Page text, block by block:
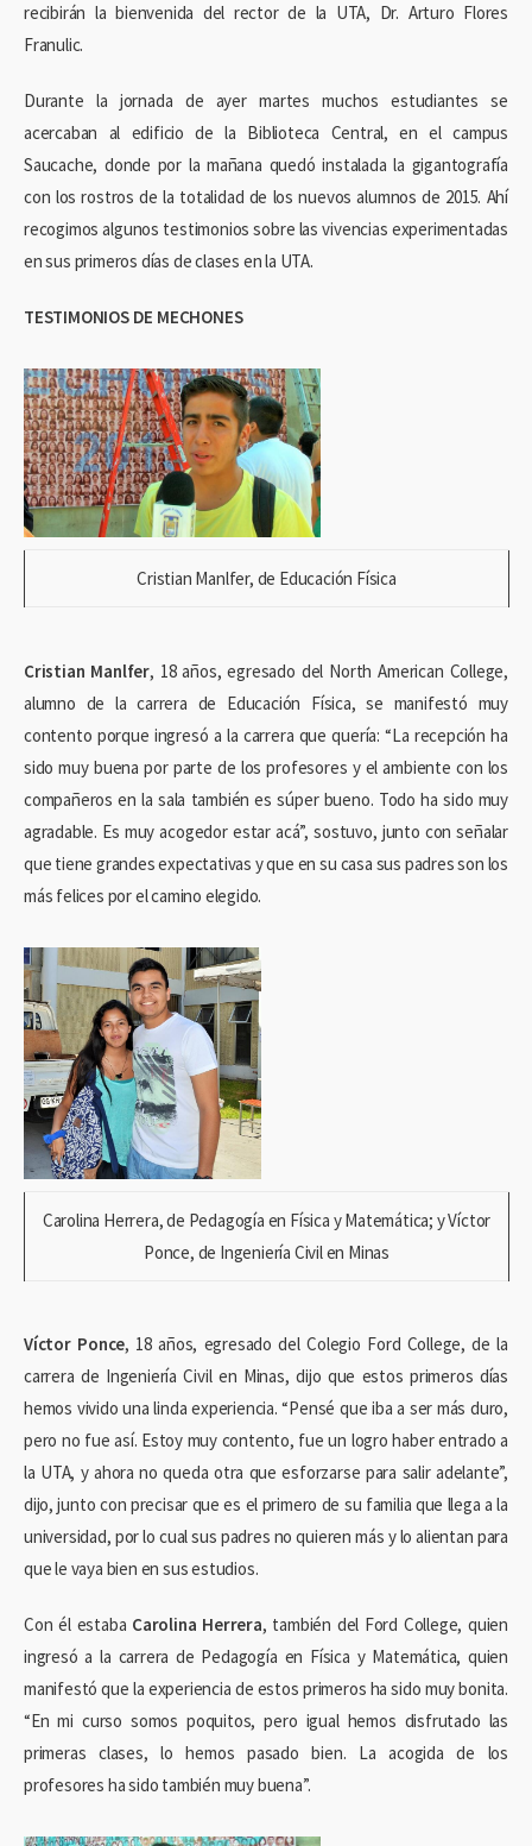
recibirán la bienvenida del rector de la UTA, Dr. Arturo Flores
Franulic.
Durante la jornada de ayer martes muchos estudiantes se
acercaban al edificio de la Biblioteca Central, en el campus
Saucache, donde por la mañana quedó instalada la gigantografía
con los rostros de la totalidad de los nuevos alumnos de 2015. Ahí
recogimos algunos testimonios sobre las vivencias experimentadas
en sus primeros días de clases en la UTA.
TESTIMONIOS DE MECHONES
Cristian Manlfer, de Educación Física
Cristian Manlfer, 18 años, egresado del North American College,
alumno de la carrera de Educación Física, se manifestó muy
contento porque ingresó a la carrera que quería: “La recepción ha
sido muy buena por parte de los profesores y el ambiente con los
compañeros en la sala también es súper bueno. Todo ha sido muy
agradable. Es muy acogedor estar acá”, sostuvo, junto con señalar
que tiene grandes expectativas y que en su casa sus padres son los
más felices por el camino elegido.
Carolina Herrera, de Pedagogía en Física y Matemática; y Víctor
Ponce, de Ingeniería Civil en Minas
Víctor Ponce, 18 años, egresado del Colegio Ford College, de la
carrera de Ingeniería Civil en Minas, dijo que estos primeros días
hemos vivido una linda experiencia. “Pensé que iba a ser más duro,
pero no fue así. Estoy muy contento, fue un logro haber entrado a
la UTA, y ahora no queda otra que esforzarse para salir adelante”,
dijo, junto con precisar que es el primero de su familia que llega a la
universidad, por lo cual sus padres no quieren más y lo alientan para
que le vaya bien en sus estudios.
Con él estaba Carolina Herrera, también del Ford College, quien
ingresó a la carrera de Pedagogía en Física y Matemática, quien
manifestó que la experiencia de estos primeros ha sido muy bonita.
“En mi curso somos poquitos, pero igual hemos disfrutado las
primeras clases, lo hemos pasado bien. La acogida de los
profesores ha sido también muy buena”.